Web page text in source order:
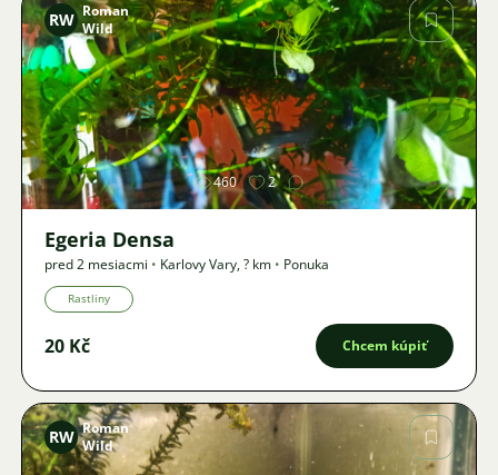
Obrázok
RW Roman
Wild
460 2
Egeria Densa
pred 2 mesiacmi • Karlovy Vary,? km • Ponuka
Rastliny
20 Kč Chcem kúpiť
RW Roman
Wild